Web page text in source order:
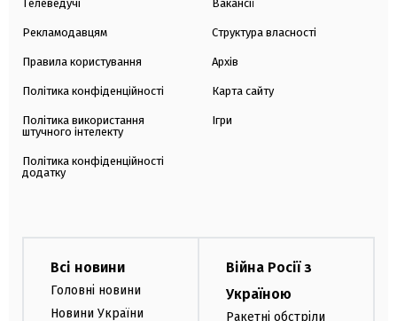
Телеведучі
Рекламодавцям
Правила користування
Політика конфіденційності
Політика використання
штучного інтелекту
Політика конфіденційності
додатку
Вакансії
Структура власності
Архів
Карта сайту
Ігри
Всі новини
Головні новини
Новини України
Війна Росії з
Україною
Ракетні обстріли